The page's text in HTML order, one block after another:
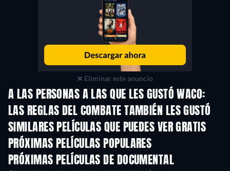
Eliminar este anuncio
A LAS PERSONAS A LAS QUE LES GUSTÓ WACO:
LAS REGLAS DEL COMBATE TAMBIÉN LES GUSTÓ
SIMILARES PELÍCULAS QUE PUEDES VER GRATIS
PRÓXIMAS PELÍCULAS POPULARES
PRÓXIMAS PELÍCULAS DE DOCUMENTAL